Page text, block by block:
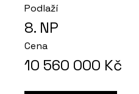
Podlaží
8. NP
Cena
10 560 000 Kč